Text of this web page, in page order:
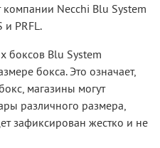
компании Necchi Blu System
и PRFL.
боксов Blu System
бокса. Это означает,
магазины могут
различного размера,
зафиксирован жестко и не